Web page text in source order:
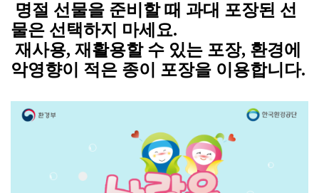
명절 선물을 준비할 때 과대 포장된 선
물은 선택하지 마세요.
재사용, 재활용할 수 있는 포장, 환경에
악영향이 적은 종이 포장을 이용합니다.